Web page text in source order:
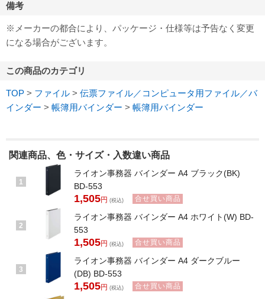
備考
※メーカーの都合により、パッケージ・仕様等は予告なく変更
になる場合がございます。
この商品のカテゴリ
TOP > ファイル > 伝票ファイル／コンピュータ用ファイル／バ
インダー > 帳簿用バインダー > 帳簿用バインダー
関連商品、色・サイズ・入数違い商品
1
ライオン事務器 バインダー A4 ブラック(BK)
BD-553
1,505円 (税込) 合せ買い商品
2
ライオン事務器 バインダー A4 ホワイト(W) BD-
553
1,505円 (税込) 合せ買い商品
3
ライオン事務器 バインダー A4 ダークブルー
(DB) BD-553
1,505円 (税込) 合せ買い商品